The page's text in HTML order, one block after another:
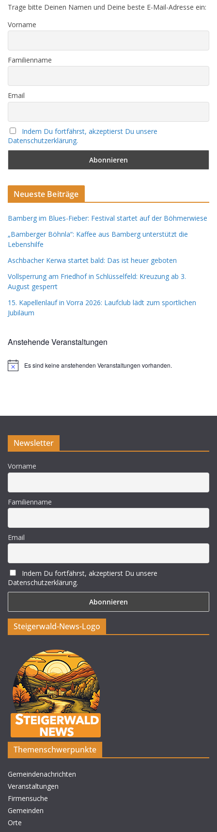
Trage bitte Deinen Namen und Deine beste E-Mail-Adresse ein:
Vorname
Familienname
Email
Indem Du fortfährst, akzeptierst Du unsere
Datenschutzerklärung.
Neueste Beiträge
Bamberg im Blues-Fieber: Festival startet auf der Böhmerwiese
„Bamberger Böhnla“: Kaffee aus Bamberg unterstützt die
Lebenshilfe
Aschbacher Kerwa startet bald: Das ist heuer geboten
Vollsperrung am Friedhof in Schlüsselfeld: Kreuzung ab 3.
August gesperrt
15. Kapellenlauf in Vorra 2026: Laufclub lädt zum sportlichen
Jubiläum
Anstehende Veranstaltungen
H
s
Es sind keine anstehenden Veranstaltungen vorhanden.
Newsletter
Vorname
Familienname
Email
Indem Du fortfährst, akzeptierst Du unsere
Datenschutzerklärung.
Steigerwald-News-Logo
Themenschwerpunkte
Gemeindenachrichten
Veranstaltungen
Firmensuche
Gemeinden
Orte